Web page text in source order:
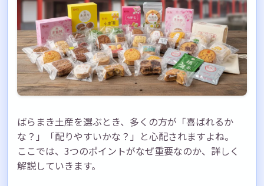
ばらまき土産を選ぶとき、多くの方が「喜ばれるか
な？」「配りやすいかな？」と心配されますよね。
ここでは、3つのポイントがなぜ重要なのか、詳しく
解説していきます。